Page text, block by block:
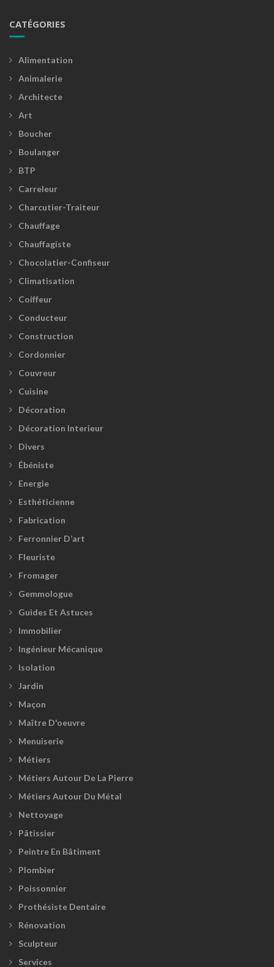
CATÉGORIES
Alimentation
Animalerie
Architecte
Art
Boucher
Boulanger
BTP
Carreleur
Charcutier-Traiteur
Chauffage
Chauffagiste
Chocolatier-Confiseur
Climatisation
Coiffeur
Conducteur
Construction
Cordonnier
Couvreur
Cuisine
Décoration
Décoration Interieur
Divers
Ébéniste
Energie
Esthéticienne
Fabrication
Ferronnier D’art
Fleuriste
Fromager
Gemmologue
Guides Et Astuces
Immobilier
Ingénieur Mécanique
Isolation
Jardin
Maçon
Maître D'oeuvre
Menuiserie
Métiers
Métiers Autour De La Pierre
Métiers Autour Du Métal
Nettoyage
Pâtissier
Peintre En Bâtiment
Plombier
Poissonnier
Prothésiste Dentaire
Rénovation
Sculpteur
Services